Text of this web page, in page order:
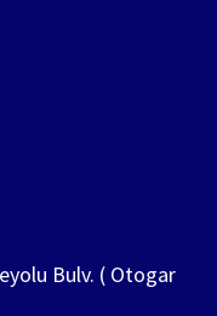
Bulv. ( Otogar